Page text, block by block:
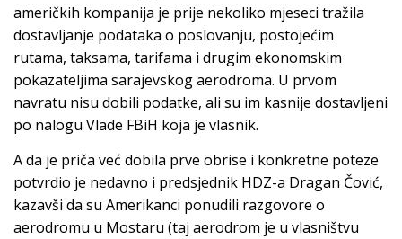
američkih kompanija je prije nekoliko mjeseci tražila
dostavljanje podataka o poslovanju, postojećim
rutama, taksama, tarifama i drugim ekonomskim
pokazateljima sarajevskog aerodroma. U prvom
navratu nisu dobili podatke, ali su im kasnije dostavljeni
po nalogu Vlade FBiH koja je vlasnik.
A da je priča već dobila prve obrise i konkretne poteze
potvrdio je nedavno i predsjednik HDZ-a Dragan Čović,
kazavši da su Amerikanci ponudili razgovore o
aerodromu u Mostaru (taj aerodrom je u vlasništvu